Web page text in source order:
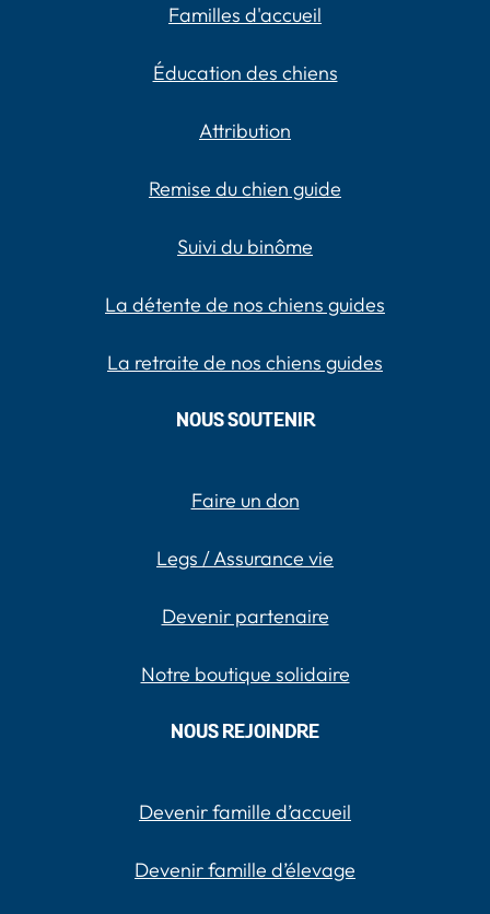
Familles d'accueil
Éducation des chiens
Attribution
Remise du chien guide
Suivi du binôme
La détente de nos chiens guides
La retraite de nos chiens guides
NOUS SOUTENIR
Faire un don
Legs / Assurance vie
Devenir partenaire
Notre boutique solidaire
NOUS REJOINDRE
Devenir famille d’accueil
Devenir famille d’élevage